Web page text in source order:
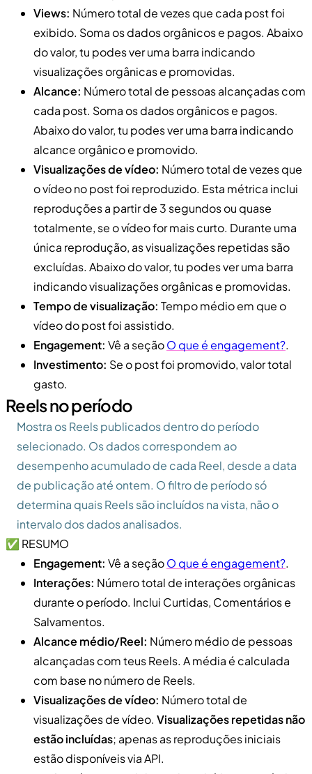
Views: Número total de vezes que cada post foi
exibido. Soma os dados orgânicos e pagos. Abaixo
do valor, tu podes ver uma barra indicando
visualizações orgânicas e promovidas.
Alcance: Número total de pessoas alcançadas com
cada post. Soma os dados orgânicos e pagos.
Abaixo do valor, tu podes ver uma barra indicando
alcance orgânico e promovido.
Visualizações de vídeo: Número total de vezes que
o vídeo no post foi reproduzido. Esta métrica inclui
reproduções a partir de 3 segundos ou quase
totalmente, se o vídeo for mais curto. Durante uma
única reprodução, as visualizações repetidas são
excluídas. Abaixo do valor, tu podes ver uma barra
indicando visualizações orgânicas e promovidas.
Tempo de visualização: Tempo médio em que o
vídeo do post foi assistido.
Engagement: Vê a seçãoO que é engagement?.
Investimento: Se o post foi promovido, valor total
gasto.
Reels no período
Mostra os Reels publicados dentro do período
selecionado. Os dados correspondem ao
desempenho acumulado de cada Reel, desde a data
de publicação até ontem. O filtro de período só
determina quais Reels são incluídos na vista, não o
intervalo dos dados analisados.
✅ RESUMO
Engagement: Vê a seçãoO que é engagement?.
Interações: Número total de interações orgânicas
durante o período. Inclui Curtidas, Comentários e
Salvamentos.
Alcance médio/Reel: Número médio de pessoas
alcançadas com teus Reels. A média é calculada
com base no número de Reels.
Visualizações de vídeo: Número total de
visualizações de vídeo. Visualizações repetidas não
estão incluídas; apenas as reproduções iniciais
estão disponíveis via API.